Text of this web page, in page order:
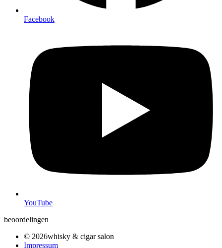
Facebook
YouTube
beoordelingen
© 2026whisky & cigar salon
Impressum